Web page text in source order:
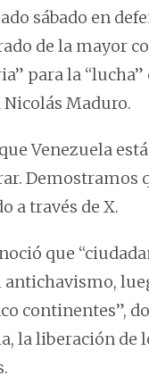
sábado en
de la mayor
para la
Maduro.
Venezuela
Demostramos
a través de X.
que
antichavismo,
continentes”,
la liberación de